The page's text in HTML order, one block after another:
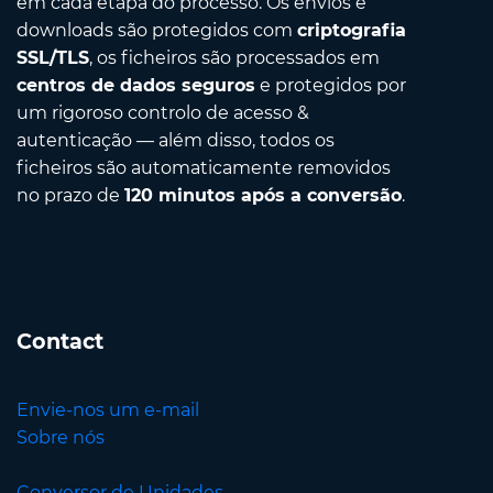
downloads são protegidos com criptografia
SSL/TLS, os ficheiros são processados em
centros de dados seguros e protegidos por
um rigoroso controlo de acesso &
autenticação — além disso, todos os
ficheiros são automaticamente removidos
no prazo de 120 minutos após a conversão.
Contact
Envie-nos um e-mail
Sobre nós